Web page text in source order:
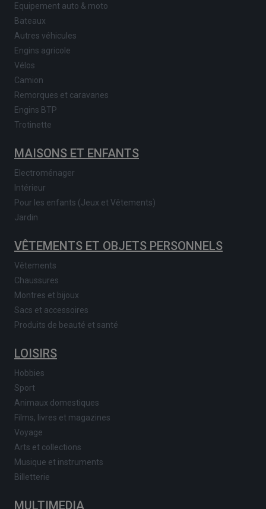
Equipement auto & moto
Bateaux
Autres véhicules
Engins agricole
Vélos
Camion
Remorques et caravanes
Engins BTP
Trotinette
MAISONS ET ENFANTS
Electroménager
Intérieur
Pour les enfants (Jeux et Vêtements)
Jardin
VÊTEMENTS ET OBJETS PERSONNELS
Vêtements
Chaussures
Montres et bijoux
Sacs et accessoires
Produits de beauté et santé
LOISIRS
Hobbies
Sport
Animaux domestiques
Films, livres et magazines
Voyage
Arts et collections
Musique et instruments
Billetterie
MULTIMEDIA